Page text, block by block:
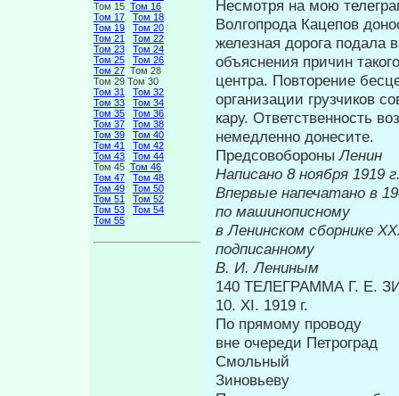
Том 15 Том 16
Том 17
Том 18
Том 19
Том 20
Том 21
Том 22
Том 23
Том 24
Том 25
Том 26
Том 27 Том 28
Том 29 Том 30
Том 31
Том 32
Том 33
Том 34
Том 35
Том 36
Том 37
Том 38
Том 39
Том 40
Том 41
Том 42
Том 43
Том 44
Том 45 Том 46
Том 47
Том 48
Том 49
Том 50
Том 51
Том 52
Том 53
Том 54
Том 55
Несмотря на мою
Волгопрода Кацепов
железная дорога подала
объяснения причин
центра. Повторение
организации грузчиков
кару. Ответственность
немедленно донесите.
ПредсовобороныЛенин
Написано 8 ноября 1919
Впервые
по машинописному
в Ленинском сборнике
подписанному
В. И. Лениным
140 ТЕЛЕГРАММА Г. Е.
10. XI. 1919 г.
По прямому проводу
вне очереди Петроград
Смольный
Зиновьеву